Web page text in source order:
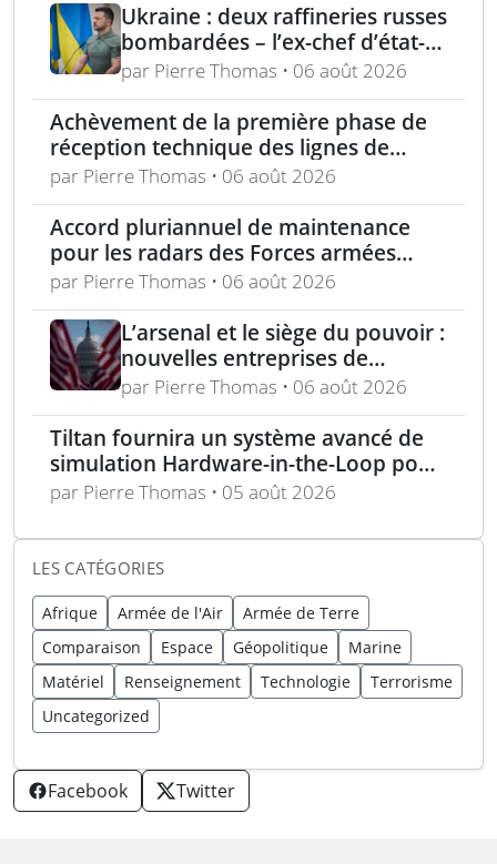
Ukraine : deux raffineries russes
bombardées – l’ex-chef d’état-
major ukrainien juge l’OTAN
dépassée
par Pierre Thomas • 06 août 2026
Achèvement de la première phase de
réception technique des lignes de
production d’armement gros calibre
par Pierre Thomas • 06 août 2026
Accord pluriannuel de maintenance
pour les radars des Forces armées
polonaises
par Pierre Thomas • 06 août 2026
L’arsenal et le siège du pouvoir :
nouvelles entreprises de
défense, capital-risque et
politique industrielle des États
par Pierre Thomas • 06 août 2026
Tiltan fournira un système avancé de
simulation Hardware-in-the-Loop pour
un programme électro-optique IR
par Pierre Thomas • 05 août 2026
LES CATÉGORIES
Afrique Armée de l'Air
Armée de Terre
Comparaison
Espace Géopolitique
Marine
Matériel
Renseignement Technologie
Terrorisme
Uncategorized
Facebook Twitter